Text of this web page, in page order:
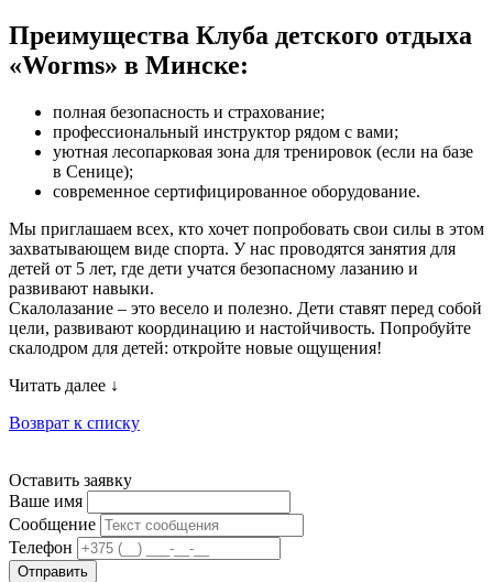
Преимущества Клуба детского отдыха
«Worms» в Минске:
полная безопасность и страхование;
профессиональный инструктор рядом с вами;
уютная лесопарковая зона для тренировок (если на базе
в Сенице);
современное сертифицированное оборудование.
Мы приглашаем всех, кто хочет попробовать свои силы в этом
захватывающем виде спорта. У нас проводятся занятия для
детей от 5 лет, где дети учатся безопасному лазанию и
развивают навыки.
Скалолазание – это весело и полезно. Дети ставят перед собой
цели, развивают координацию и настойчивость. Попробуйте
скалодром для детей: откройте новые ощущения!
Читать далее ↓
Возврат к списку
Оставить заявку
Ваше имя
Сообщение
Телефон
Отправить